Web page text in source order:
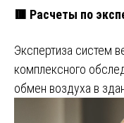
🟥 Расчеты по
Экспертиза систем
комплексного
обмен воздуха в